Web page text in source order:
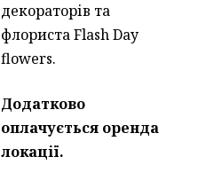
декораторів та
флориста Flash Day
flowers.
Додатково
оплачується оренда
локації.